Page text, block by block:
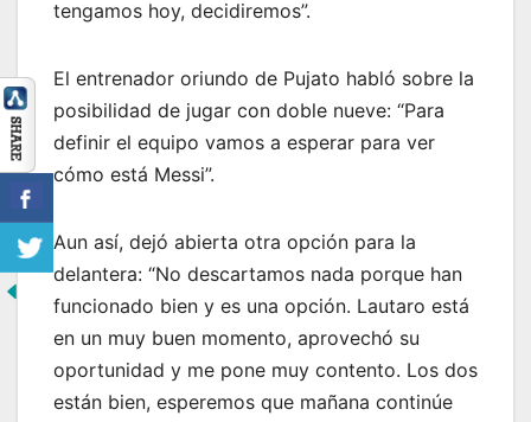
tengamos hoy, decidiremos”.
El entrenador oriundo de Pujato habló sobre la
posibilidad de jugar con doble nueve: “Para
definir el equipo vamos a esperar para ver
cómo está Messi”.
Aun así, dejó abierta otra opción para la
delantera: “No descartamos nada porque han
funcionado bien y es una opción. Lautaro está
en un muy buen momento, aprovechó su
oportunidad y me pone muy contento. Los dos
están bien, esperemos que mañana continúe